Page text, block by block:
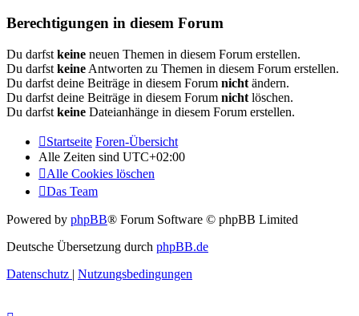
Berechtigungen in diesem Forum
Du darfst keine neuen Themen in diesem Forum erstellen.
Du darfst keine Antworten zu Themen in diesem Forum erstellen.
Du darfst deine Beiträge in diesem Forum nicht ändern.
Du darfst deine Beiträge in diesem Forum nicht löschen.
Du darfst keine Dateianhänge in diesem Forum erstellen.
Startseite Foren-Übersicht
Alle Zeiten sind UTC+02:00
Alle Cookies löschen
Das Team
Powered by phpBB® Forum Software © phpBB Limited
Deutsche Übersetzung durch phpBB.de
Datenschutz | Nutzungsbedingungen